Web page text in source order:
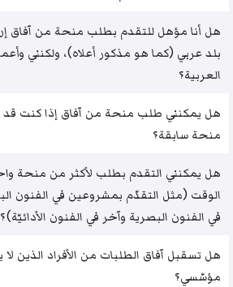
هل أنا مؤهل للتقدم بطلب منحة من آفاق
بلد عربي (كما هو مذكور أعلاه)، ولكنني
العربية؟
هل يمكنني طلب منحة من آفاق إذا كنت
منحة سابقة؟
هل يمكنني التقدم بطلب لأكثر من منحة
الوقت (مثل التقدّم بمشروعين في الفنون
في الفنون البصرية وآخر في الفنون الأدائيّة)؟
هل تسقبل آفاق الطلبات من الأفراد الذين
مؤسّسي؟